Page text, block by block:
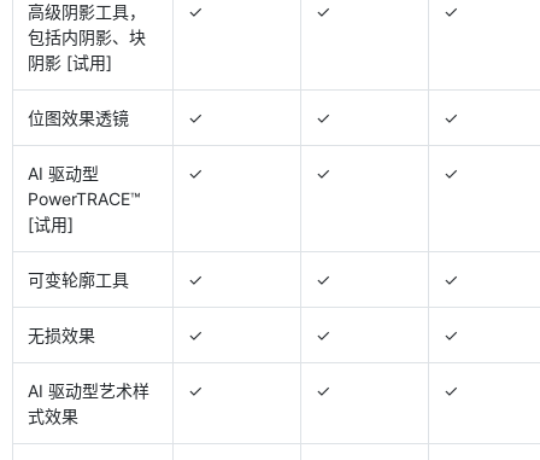
高级阴影工具，
包括内阴影、块
阴影 [试用]
✓ ✓ ✓
位图效果透镜 ✓ ✓ ✓
AI 驱动型
PowerTRACE™
[试用]
✓ ✓ ✓
可变轮廓工具 ✓ ✓ ✓
无损效果 ✓ ✓ ✓
AI 驱动型艺术样
式效果
✓ ✓ ✓